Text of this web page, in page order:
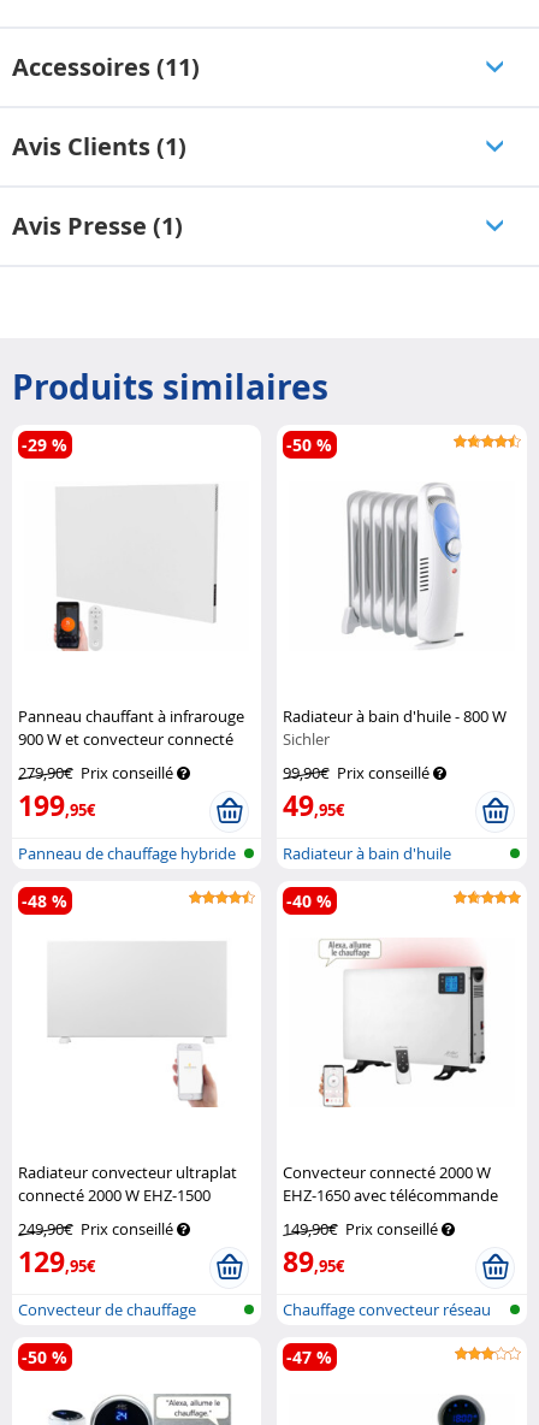
Accessoires (11)
Avis Clients (1)
Avis Presse (1)
Produits similaires
Panneau chauffant à infrarouge
900 W et convecteur connecté
Haushaltsgeräte
279,90€ Prix conseillé
199,95€
-29 %
Panneau de chauffage hybride
infrar...
Radiateur à bain d'huile - 800 W
Sichler
99,90€ Prix conseillé
49,95€
-50 %
Radiateur à bain d'huile
Radiateur convecteur ultraplat
connecté 2000 W EHZ-1500
Sichler Haushaltsgeräte
249,90€ Prix conseillé
129,95€
-48 %
Convecteur de chauffage
réseau sans...
Convecteur connecté 2000 W
EHZ-1650 avec télécommande
Sichler Haushaltsgeräte
149,90€ Prix conseillé
89,95€
-40 %
Chauffage convecteur réseau
local s...
-50 % -47 %